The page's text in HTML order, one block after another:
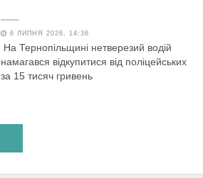
6 ЛИПНЯ 2026, 14:36
На Тернопільщині нетверезий водій
намагався відкупитися від поліцейських
за 15 тисяч гривень